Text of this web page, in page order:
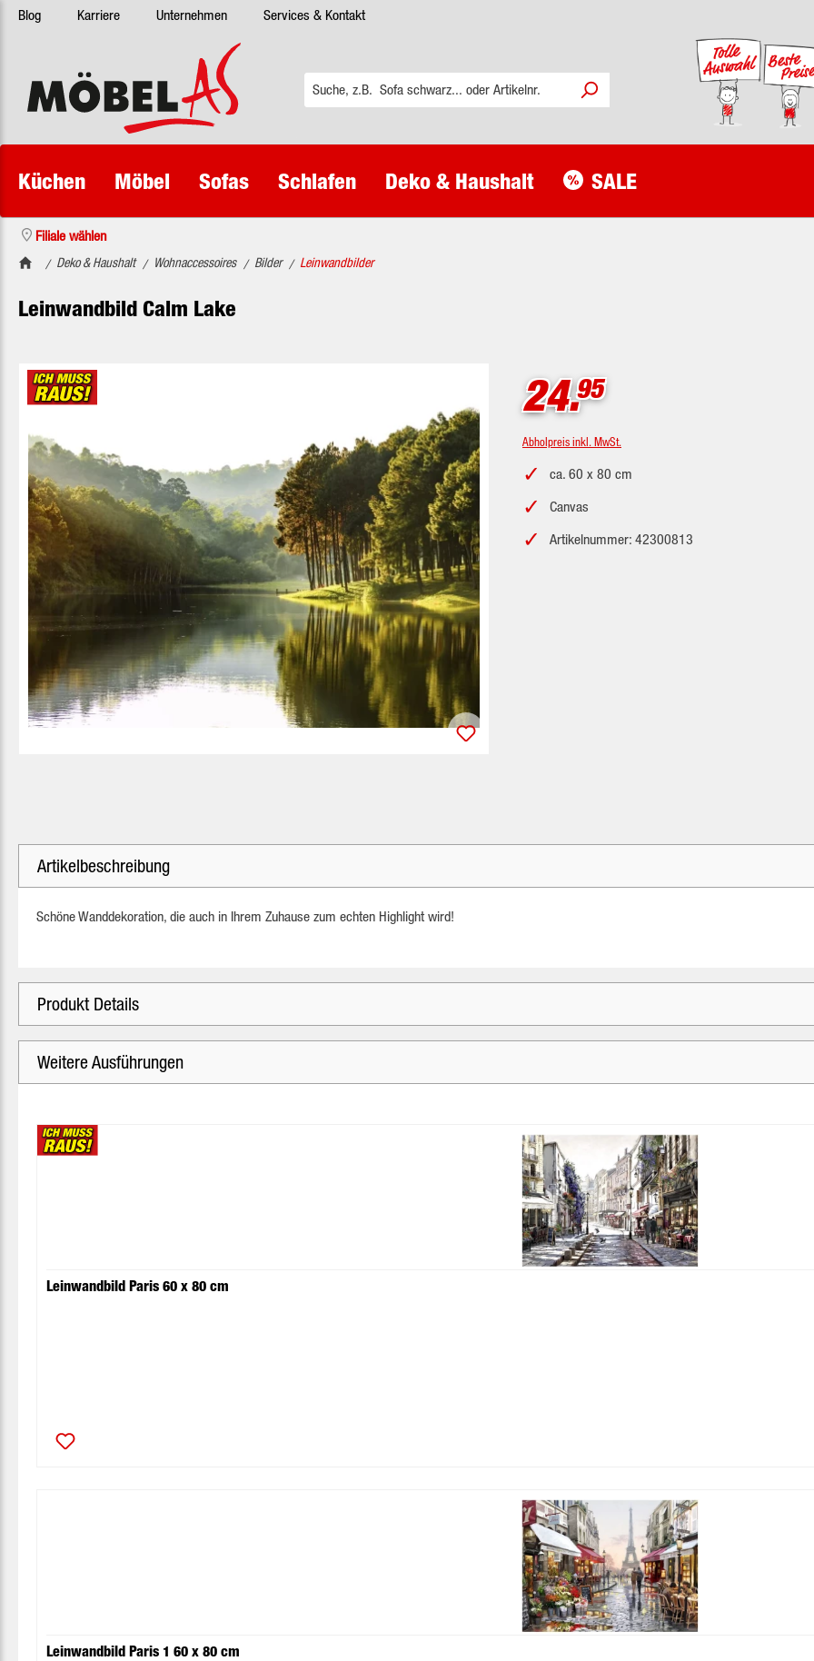
Hauptinhalt springen
Zur Suche springen
Zur Hauptnavigation springen
Blog Karriere Unternehmen Services & Kontakt
Küchen Möbel Sofas Schlafen Deko & Haushalt SALE
Filiale wählen
/ Deko & Haushalt / Wohnaccessoires / Bilder / Leinwandbilder
Leinwandbild Calm Lake
Bildergalerie überspringen 24.95
Abholpreis inkl. MwSt.
ca. 60 x 80 cm
Canvas
Artikelnummer: 42300813
Artikelbeschreibung
Schöne Wanddekoration, die auch in Ihrem Zuhause zum echten Highlight wird!
Produkt Details
Weitere Ausführungen
Leinwandbild Paris 60 x 80 cm
Leinwandbild Paris 1 60 x 80 cm